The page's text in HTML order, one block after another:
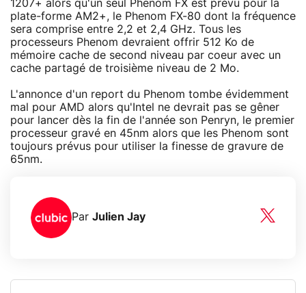
1207+ alors qu'un seul Phenom FX est prévu pour la
plate-forme AM2+, le Phenom FX-80 dont la fréquence
sera comprise entre 2,2 et 2,4 GHz. Tous les
processeurs Phenom devraient offrir 512 Ko de
mémoire cache de second niveau par coeur avec un
cache partagé de troisième niveau de 2 Mo.
L'annonce d'un report du Phenom tombe évidemment
mal pour AMD alors qu'Intel ne devrait pas se gêner
pour lancer dès la fin de l'année son Penryn, le premier
processeur gravé en 45nm alors que les Phenom sont
toujours prévus pour utiliser la finesse de gravure de
65nm.
Par Julien Jay